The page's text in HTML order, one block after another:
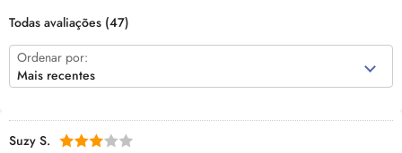
Todas avaliações (47)
Ordenar por:
Mais recentes
Suzy S.